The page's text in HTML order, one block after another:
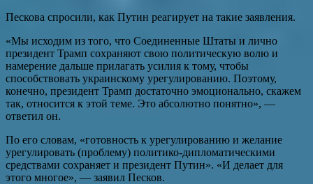
Пескова спросили, как Путин реагирует на такие заявления.
«Мы исходим из того, что Соединенные Штаты и лично
президент Трамп сохраняют свою политическую волю и
намерение дальше прилагать усилия к тому, чтобы
способствовать украинскому урегулированию. Поэтому,
конечно, президент Трамп достаточно эмоционально, скажем
так, относится к этой теме. Это абсолютно понятно», —
ответил он.
По его словам, «готовность к урегулированию и желание
урегулировать (проблему) политико-дипломатическими
средствами сохраняет и президент Путин». «И делает для
этого многое», — заявил Песков.